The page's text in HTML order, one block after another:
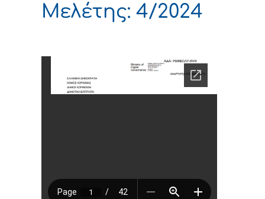
Μελέτης: 4/2024